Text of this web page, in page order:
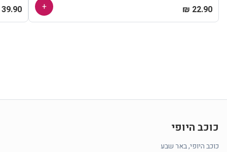
22.90 ₪
+
39.90 ₪
כוכב היופי
כוכב היופי, באר שבע